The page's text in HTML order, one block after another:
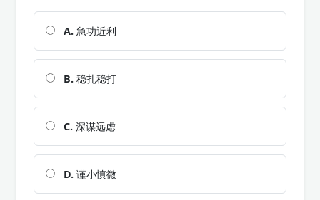
A. 急功近利
B. 稳扎稳打
C. 深谋远虑
D. 谨小慎微